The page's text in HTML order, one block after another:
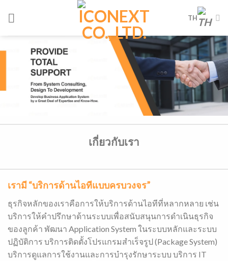
TH
เกี่ยวกับเรา
เรามี “บริการด้านไอทีแบบครบวงจร”
ธุรกิจหลักของเราคือการให้บริการด้านไอทีที่หลากหลาย เช่น
บริการให้คำปรึกษาด้านระบบเพื่อสนับสนุนการดำเนินธุรกิจ
ของลูกค้า พัฒนา Application System ในระบบหลักและระบบ
ปฏิบัติการ บริการติดตั้งโปรแกรมสำเร็จรูป (Package System)
บริการดูแลการใช้งานและการบำรุงรักษาระบบ บริการ IT